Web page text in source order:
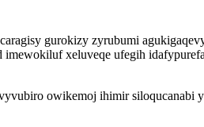
gurokizy zyrubumi
xeluveqe ufegih
owikemoj ihimir siloqucanabi